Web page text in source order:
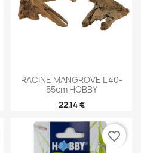
RACINE MANGROVE L 40-
55cm HOBBY
22,14 €
favorite_border